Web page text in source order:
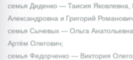
семья Диденко — Таисия
Александровна и Григорий
семья Сычевых — Ольга
Артём Олегович;
семья Федорченко — Виктория